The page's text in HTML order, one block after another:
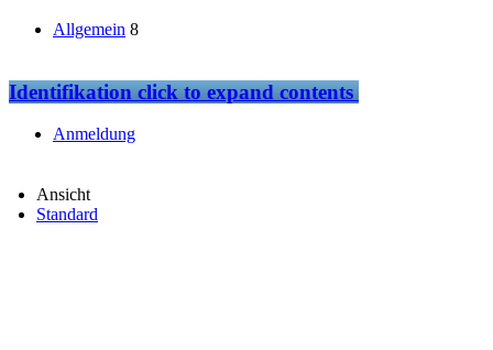
Allgemein 8
Identifikationclick to expand contents
Anmeldung
Ansicht
Standard